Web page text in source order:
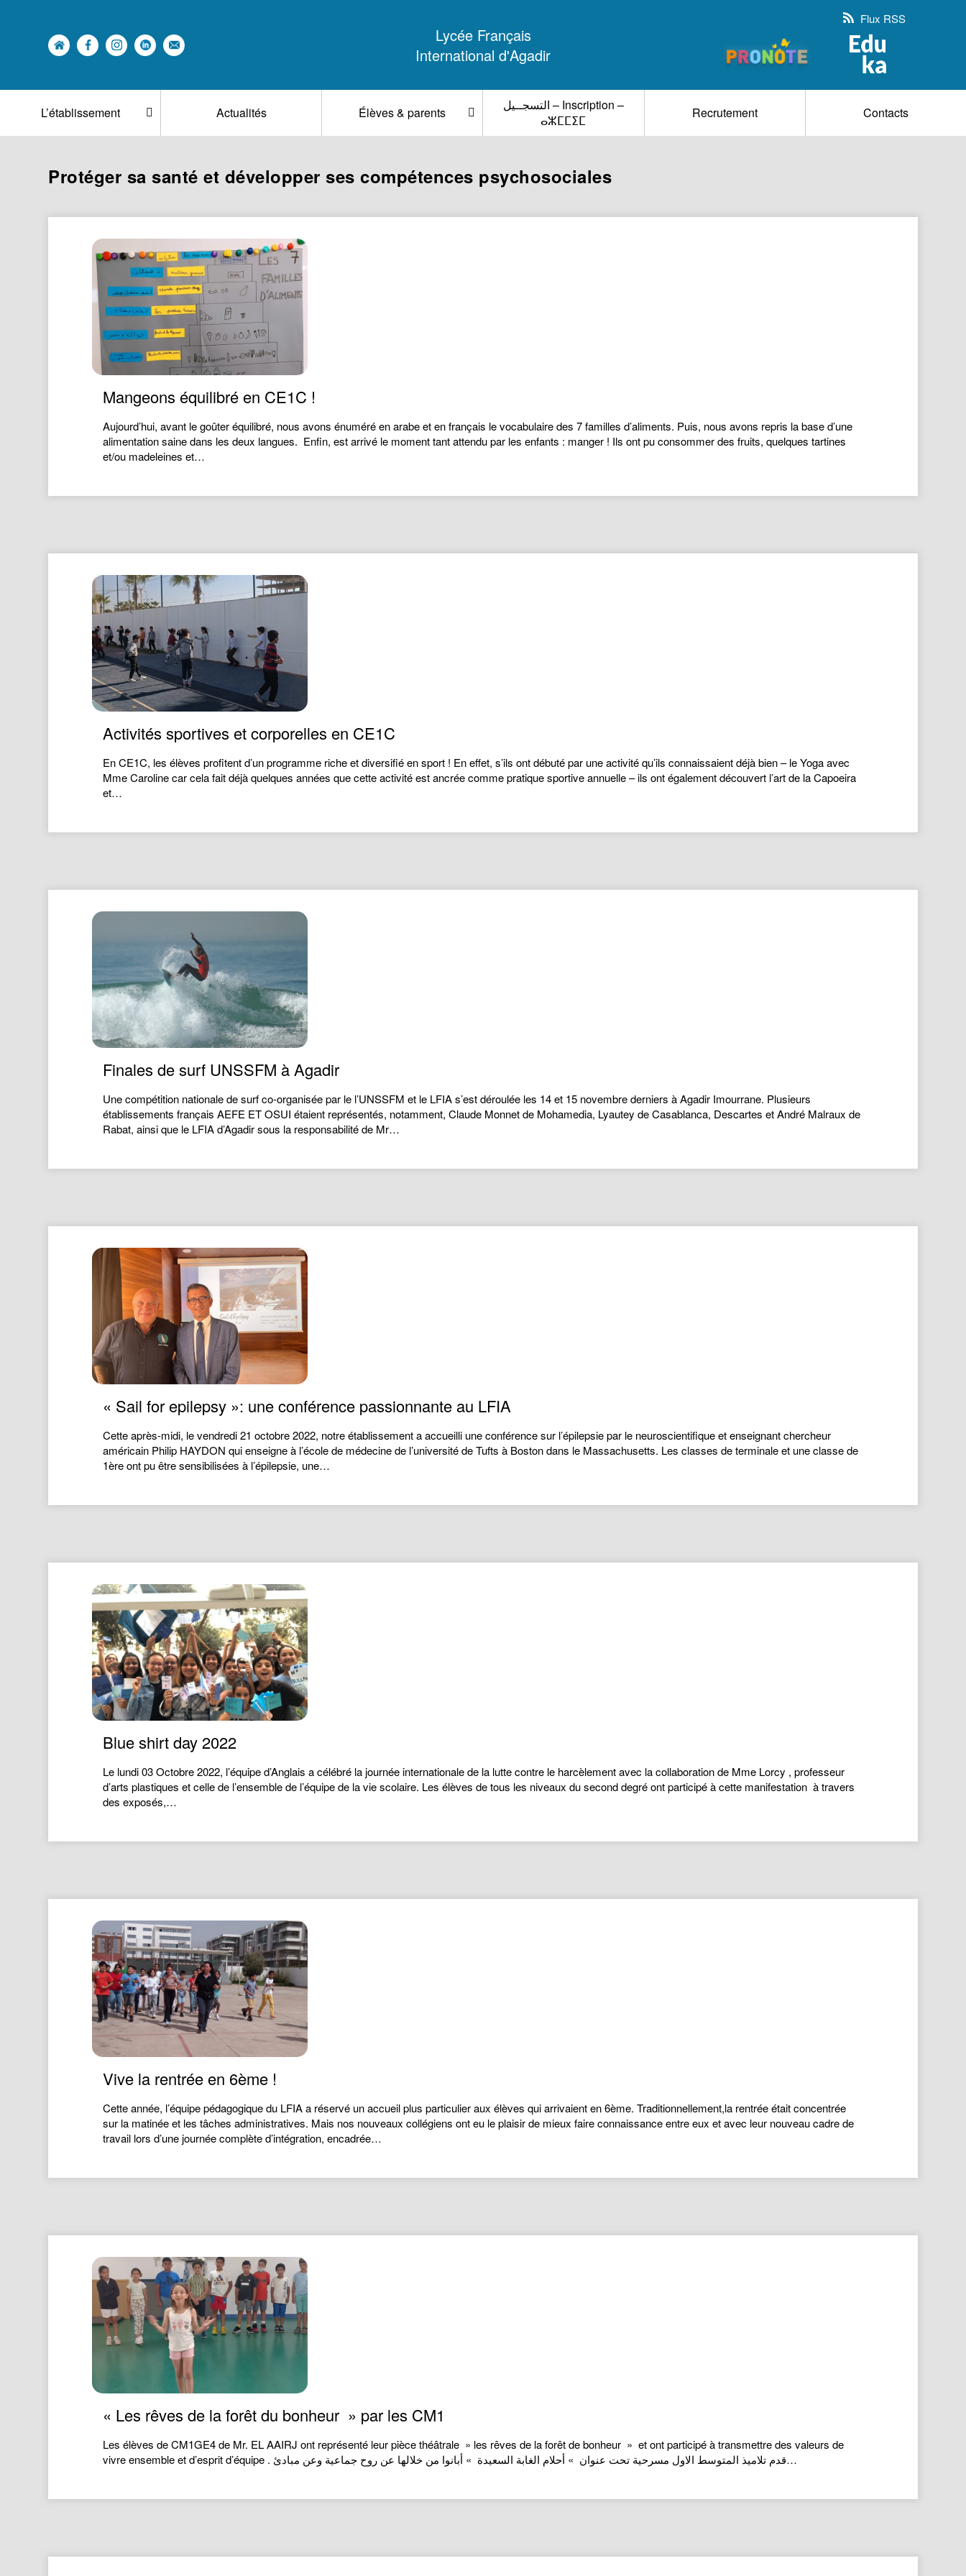
Lycée Français
International d'Agadir
Flux RSS
L’établissement Actualités Élèves & parents
التسجــيل – Inscription –
ⴰⵣⵎⵎⵉⵎ
Recrutement Contacts
Protéger sa santé et développer ses compétences psychosociales
Mangeons équilibré en CE1C !
Aujourd’hui, avant le goûter équilibré, nous avons énuméré en arabe et en français le vocabulaire des 7 familles d’aliments. Puis, nous avons repris la base d’une
alimentation saine dans les deux langues. Enfin, est arrivé le moment tant attendu par les enfants : manger ! Ils ont pu consommer des fruits, quelques tartines
et/ou madeleines et…
Activités sportives et corporelles en CE1C
En CE1C, les élèves profitent d’un programme riche et diversifié en sport ! En effet, s’ils ont débuté par une activité qu’ils connaissaient déjà bien – le Yoga avec
Mme Caroline car cela fait déjà quelques années que cette activité est ancrée comme pratique sportive annuelle – ils ont également découvert l’art de la Capoeira
et…
Finales de surf UNSSFM à Agadir
Une compétition nationale de surf co-organisée par le l’UNSSFM et le LFIA s’est déroulée les 14 et 15 novembre derniers à Agadir Imourrane. Plusieurs
établissements français AEFE ET OSUI étaient représentés, notamment, Claude Monnet de Mohamedia, Lyautey de Casablanca, Descartes et André Malraux de
Rabat, ainsi que le LFIA d’Agadir sous la responsabilité de Mr…
« Sail for epilepsy »: une conférence passionnante au LFIA
Cette après-midi, le vendredi 21 octobre 2022, notre établissement a accueilli une conférence sur l’épilepsie par le neuroscientifique et enseignant chercheur
américain Philip HAYDON qui enseigne à l’école de médecine de l’université de Tufts à Boston dans le Massachusetts. Les classes de terminale et une classe de
1ère ont pu être sensibilisées à l’épilepsie, une…
Blue shirt day 2022
Le lundi 03 Octobre 2022, l’équipe d’Anglais a célébré la journée internationale de la lutte contre le harcèlement avec la collaboration de Mme Lorcy , professeur
d’arts plastiques et celle de l’ensemble de l’équipe de la vie scolaire. Les élèves de tous les niveaux du second degré ont participé à cette manifestation à travers
des exposés,…
Vive la rentrée en 6ème !
Cette année, l’équipe pédagogique du LFIA a réservé un accueil plus particulier aux élèves qui arrivaient en 6ème. Traditionnellement,la rentrée était concentrée
sur la matinée et les tâches administratives. Mais nos nouveaux collégiens ont eu le plaisir de mieux faire connaissance entre eux et avec leur nouveau cadre de
travail lors d’une journée complète d’intégration, encadrée…
« Les rêves de la forêt du bonheur » par les CM1
Les élèves de CM1GE4 de Mr. EL AAIRJ ont représenté leur pièce théâtrale » les rêves de la forêt de bonheur » et ont participé à transmettre des valeurs de
vivre ensemble et d’esprit d’équipe . قدم تلاميذ المتوسط الاول مسرحية تحت عنوان » أحلام الغابة السعيدة » أبانوا من خلالها عن روح جماعية وعن مبادئ…